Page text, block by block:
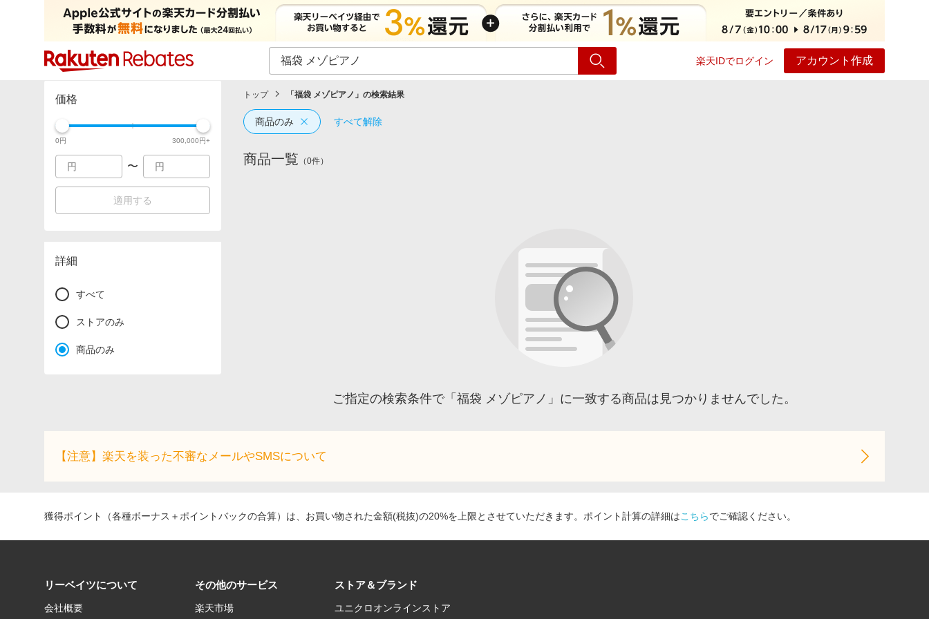
楽天IDでログイン アカウント作成
カテゴリー一覧 イベント一覧 ショッピング
価格
0円 300,000円+
〜
適用する
詳細
すべて
ストアのみ
商品のみ
トップ 「 福袋 メゾピアノ 」の検索結果
商品のみ すべて解除
商品一覧 （0件）
ご指定の検索条件で「福袋 メゾピアノ」に一致する商品は見つかりませんでした。
【注意】楽天を装った不審なメールやSMSについて
獲得ポイント（各種ボーナス＋ポイントバックの合算）は、お買い物された金額(税抜)の20%を上限とさせていただきます。ポイント計算の詳細はこちらでご確認ください。
リーベイツについて
会社概要
その他のサービス
楽天市場
ストア＆ブランド
ユニクロオンラインストア